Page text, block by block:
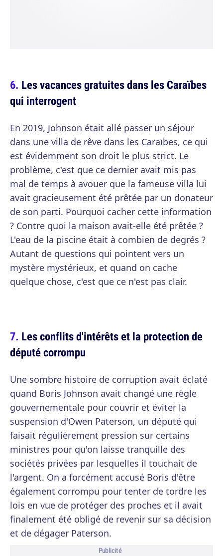
Les vacances gratuites dans les Caraïbes
qui interrogent
En 2019, Johnson était allé passer un séjour
dans une villa de rêve dans les Caraïbes, ce qui
est évidemment son droit le plus strict. Le
problème, c'est que ce dernier avait mis pas
mal de temps à avouer que la fameuse villa lui
avait gracieusement été prêtée par un donateur
de son parti. Pourquoi cacher cette information
? Contre quoi la maison avait-elle été prêtée ?
L'eau de la piscine était à combien de degrés ?
Autant de questions qui pointent vers un
mystère mystérieux, et quand on cache
quelque chose, c'est que ce n'est pas clair.
Les conflits d'intérêts et la protection de
député corrompu
Une sombre histoire de corruption avait éclaté
quand Boris Johnson avait changé une règle
gouvernementale pour couvrir et éviter la
suspension d'Owen Paterson, un député qui
faisait régulièrement pression sur certains
ministres pour qu'on laisse tranquille des
sociétés privées par lesquelles il touchait de
l'argent. On a forcément accusé Boris d'être
également corrompu pour tenter de tordre les
lois en vue de protéger des proches et il avait
finalement été obligé de revenir sur sa décision
et de dégager Paterson.
Publicité